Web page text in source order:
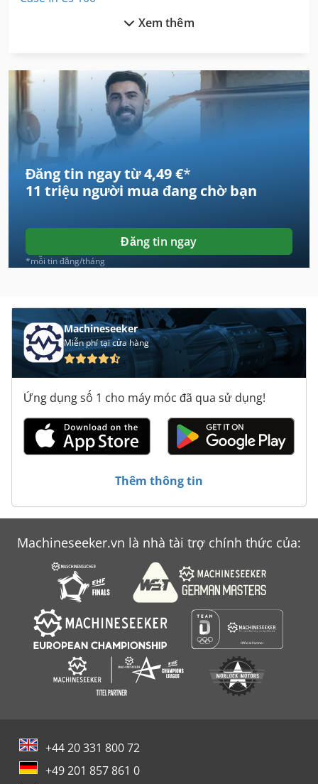
Case Ih Cvx 1155
Case Ih Cvx 1170
Case Ih Cvx 1190
Case Ih Cvx 1195
Case Ih Cvx 130
Case Ih Cvx 170
Case Ih Cvx 195
Case Ih Maxxum 110
Case Ih Maxxum 5120
Case Ih Maxxum 5140
Case Ih Mx 100 C
Case Ih Mx 110
Case Ih Mx 150
Case Ih Mx 230
Case Ih Mxm 130
Xem thêm
Đăng tin ngay từ 4,49 €*
11 triệu người mua đang chờ bạn
Đăng tin ngay
*mỗi tin đăng/tháng
Machineseeker
Miễn phí tại cửa hàng
Ứng dụng số 1 cho máy móc đã qua sử dụng!
Thêm thông tin
Machineseeker.vn là nhà tài trợ chính thức của:
+44 20 331 800 72
+49 201 857 861 0